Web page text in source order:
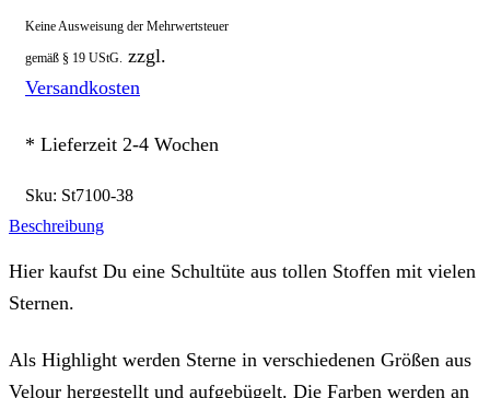
Keine Ausweisung der Mehrwertsteuer
gemäß § 19 UStG. zzgl.
Versandkosten
* Lieferzeit 2-4 Wochen
Sku: St7100-38
Beschreibung
Hier kaufst Du eine Schultüte aus tollen Stoffen mit vielen
Sternen.
Als Highlight werden Sterne in verschiedenen Größen aus
Velour hergestellt und aufgebügelt. Die Farben werden an